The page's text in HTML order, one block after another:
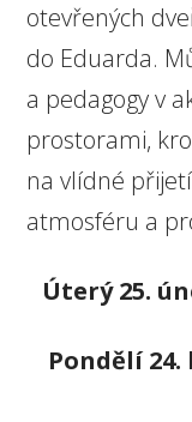
otevřených
do Eduarda.
a pedagogy v
prostorami,
na vlídné
atmosféru a
Úterý 25.
Pondělí 24.